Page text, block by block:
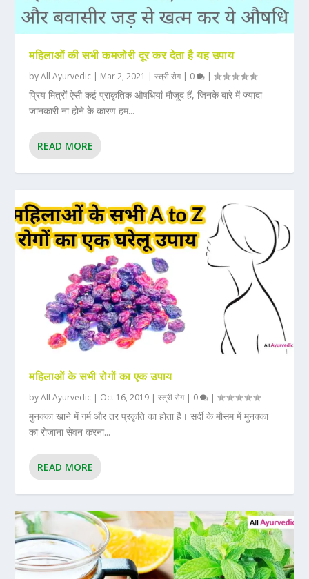
महिलाओं की सभी कमजोरी दूर कर देता है यह उपाय
byAll Ayurvedic | Mar 2, 2021 |स्त्री रोग| 0 |
प्रिय मित्रों ऐसी कई प्राकृतिक औषधियां मौजूद हैं, जिनके बारे में ज्यादा
जानकारी ना होने के कारण हम...
READ MORE
महिलाओं के सभी रोगों का एक उपाय
byAll Ayurvedic | Oct 16, 2019 |स्त्री रोग| 0 |
मुनक्का खाने में गर्म और तर प्रकृति का होता है। सर्दी के मौसम में मुनक्का
का रोजाना सेवन करना...
READ MORE